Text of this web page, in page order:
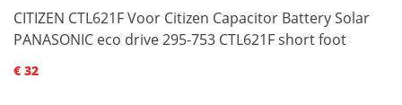
CITIZEN CTL621F Voor Citizen Capacitor Battery Solar
PANASONIC eco drive 295-753 CTL621F short foot
€ 32